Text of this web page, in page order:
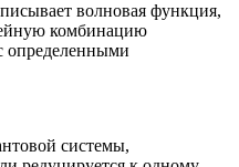
волновая функция,
комбинацию
определенными
системы,